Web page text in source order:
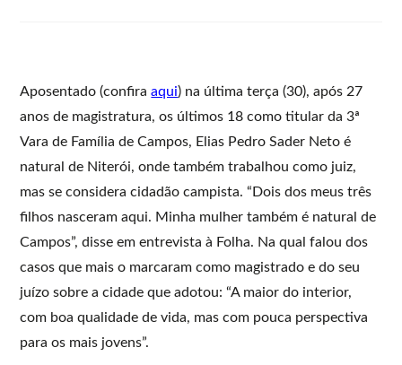
Aposentado (confiraaqui) na última terça (30), após 27
anos de magistratura, os últimos 18 como titular da 3ª
Vara de Família de Campos, Elias Pedro Sader Neto é
natural de Niterói, onde também trabalhou como juiz,
mas se considera cidadão campista. “Dois dos meus três
filhos nasceram aqui. Minha mulher também é natural de
Campos”, disse em entrevista à Folha. Na qual falou dos
casos que mais o marcaram como magistrado e do seu
juízo sobre a cidade que adotou: “A maior do interior,
com boa qualidade de vida, mas com pouca perspectiva
para os mais jovens”.